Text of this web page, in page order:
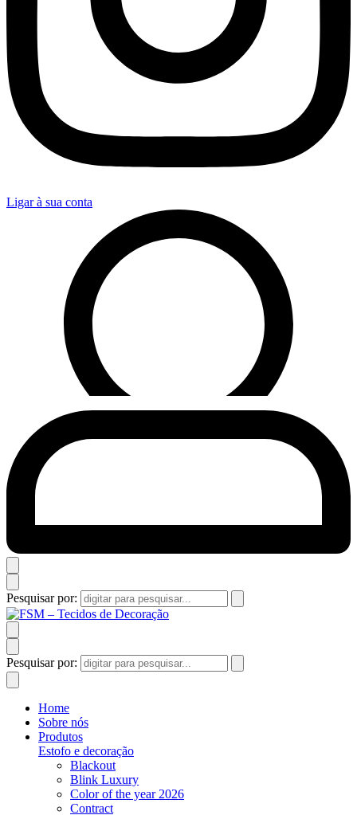
Ligar à sua conta
Pesquisar por:
Pesquisar por:
Home
Sobre nós
Produtos
Estofo e decoração
Blackout
Blink Luxury
Color of the year 2026
Contract